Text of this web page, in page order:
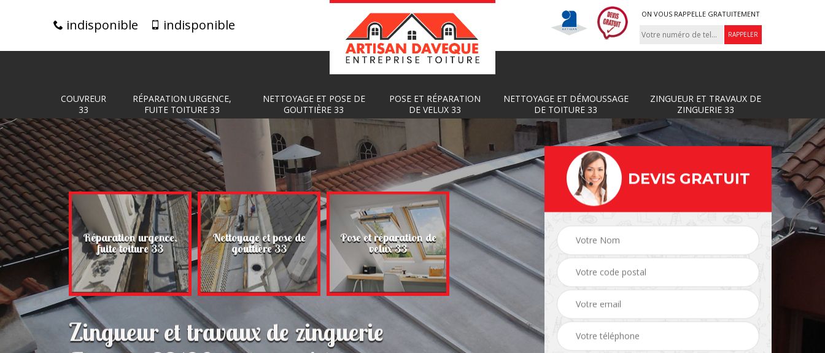
indisponible indisponible
ON VOUS RAPPELLE GRATUITEMENT
COUVREUR
33
RÉPARATION URGENCE,
FUITE TOITURE 33
NETTOYAGE ET POSE DE
GOUTTIÈRE 33
POSE ET RÉPARATION
DE VELUX 33
NETTOYAGE ET DÉMOUSSAGE
DE TOITURE 33
ZINGUEUR ET TRAVAUX DE
ZINGUERIE 33
33 Réparation urgence,
fuite toiture 33
Nettoyage et pose de
gouttière 33
Pose et réparation de
velux 33
Nettoyage et
démoussage de toiture
33
Zingueur et travaux de
zinguerie 33 Couvreur 33
Zingueur et travaux de zinguerie
DEVIS GRATUIT